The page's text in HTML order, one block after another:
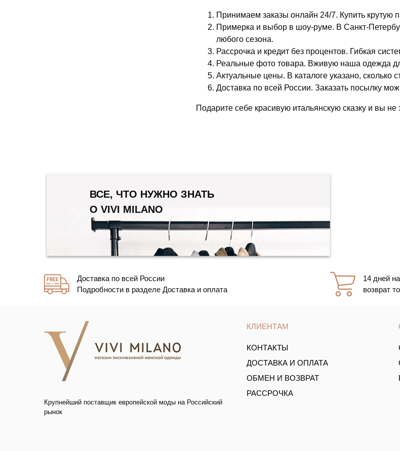
Принимаем заказы онлайн 24/7. Купить крутую
Примерка и выбор в шоу-руме. В Санкт-
любого сезона.
Рассрочка и кредит без процентов. Гибкая
Реальные фото товара. Вживую наша одежда
Актуальные цены. В каталоге указано, сколько
Доставка по всей России. Заказать посылку
Подарите себе красивую итальянскую сказку и вы не
ВСЕ, ЧТО НУЖНО ЗНАТЬ
О VIVI MILANO
Доставка по всей России
Подробности в разделе Доставка и оплата
14 дней на
возврат
Крупнейший поставщик европейской моды на Российский
рынок
КЛИЕНТАМ
КОНТАКТЫ
ДОСТАВКА И ОПЛАТА
ОБМЕН И ВОЗВРАТ
РАССРОЧКА